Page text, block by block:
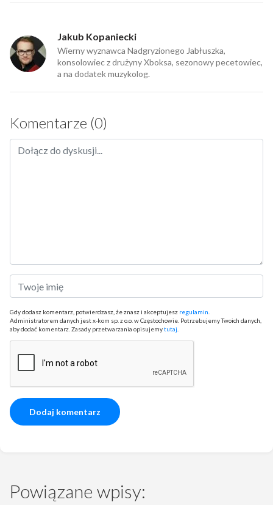
Jakub Kopaniecki
Wierny wyznawca Nadgryzionego Jabłuszka,
konsolowiec z drużyny Xboksa, sezonowy pecetowiec,
a na dodatek muzykolog.
Komentarze (0)
Gdy dodasz komentarz, potwierdzasz, że znasz i akceptujesz regulamin
Administratorem danych jest x-kom sp. z o.o. w Częstochowie. Potrzebujemy Twoich danych,
aby dodać komentarz. Zasady przetwarzania opisujemytutaj
Powiązane wpisy: